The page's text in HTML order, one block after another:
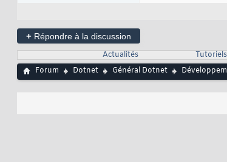
+ Répondre à la discussion
Actualités
Forum
Dotnet Général Dotnet